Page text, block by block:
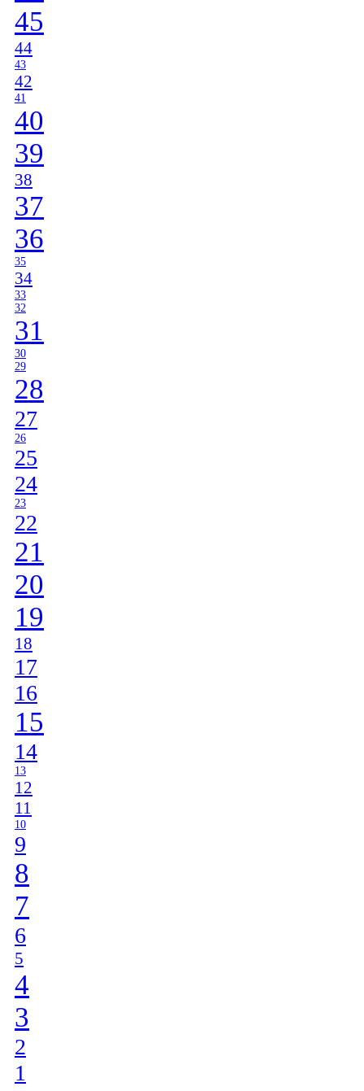
45
44
43
42
41
40
39
38
37
36
35
34
33
32
31
30
29
28
27
26
25
24
23
22
21
20
19
18
17
16
15
14
13
12
11
10
9
8
7
6
5
4
3
2
1